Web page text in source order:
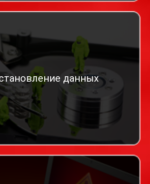
данных